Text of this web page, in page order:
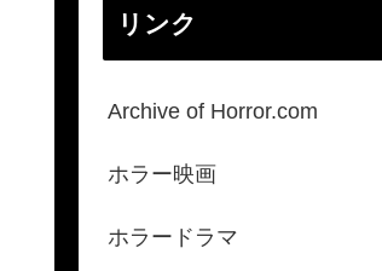
リンク
Archive of Horror.com
ホラー映画
ホラードラマ